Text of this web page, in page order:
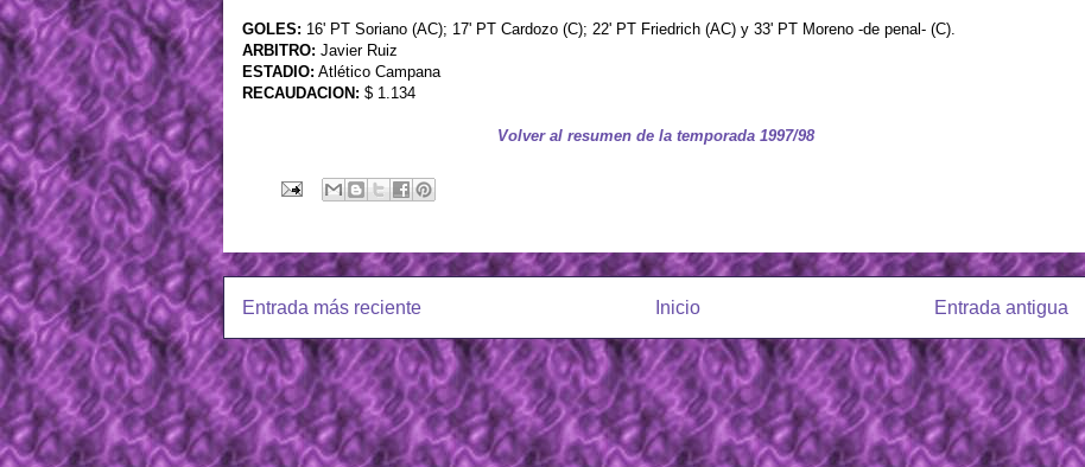
GOLES: 16' PT Soriano (AC); 17' PT Cardozo (C); 22' PT Friedrich (AC) y 33' PT Moreno -de penal- (C).
ARBITRO: Javier Ruiz
ESTADIO: Atlético Campana
RECAUDACION: $ 1.134
Volver al resumen de la temporada 1997/98
Entrada más reciente Entrada antigua
Inicio